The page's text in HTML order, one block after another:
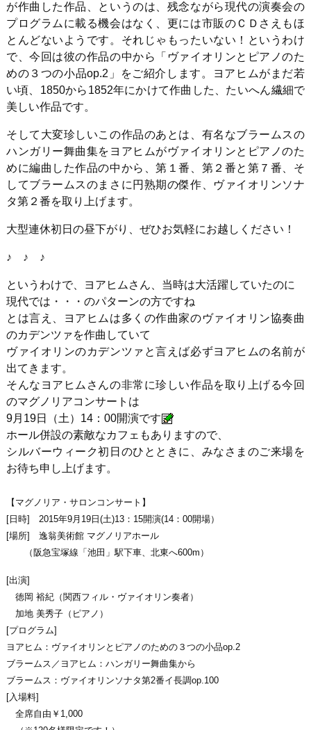
が作曲した作品、というのは、残念ながら現代の演奏会の
プログラムに載る機会はなく、更には市販のＣＤさえもほ
とんどないようです。それじゃもったいない！というわけ
で、今回は彼の作品の中から「ヴァイオリンとピアノのた
めの３つの小品op.2」をご紹介します。ヨアヒムがまだ若
い頃、1850から1852年にかけて作曲した、たいへん繊細で
美しい作品です。
そして大変珍しいこの作品のあとは、有名なブラームスの
ハンガリー舞曲集をヨアヒムがヴァイオリンとピアノのた
めに編曲した作品の中から、第１番、第２番と第７番、そ
してブラームスのまさに円熟期の傑作、ヴァイオリンソナ
タ第２番を取り上げます。
大型連休初日の昼下がり、ぜひお気軽にお越しください！
♪ ♪ ♪
というわけで、ヨアヒムさん、当時は大活躍していたのに
現代では・・・のパターンの方ですね
とは言え、ヨアヒムは多くの作曲家のヴァイオリン協奏曲
のカデンツァを作曲していて
ヴァイオリンのカデンツァと言えば必ずヨアヒムの名前が
出てきます。
そんなヨアヒムさんの非常に珍しい作品を取り上げる今回
のマグノリアコンサートは
9月19日（土）14：00開演です
ホール併設の素敵なカフェもありますので、
シルバーウィーク初日のひとときに、みなさまのご来場を
お待ち申し上げます。
【マグノリア・サロンコンサート】
[日時] 2015年9月19日(土)13：15開演(14：00開場）
[場所] 逸翁美術館 マグノリアホール
（阪急宝塚線「池田」駅下車、北東へ600m）
[出演]
徳岡 裕紀（関西フィル・ヴァイオリン奏者）
加地 美秀子（ピアノ）
[プログラム]
ヨアヒム：ヴァイオリンとピアノのための３つの小品op.2
ブラームス／ヨアヒム：ハンガリー舞曲集から
ブラームス：ヴァイオリンソナタ第2番イ長調op.100
[入場料]
全席自由￥1,000